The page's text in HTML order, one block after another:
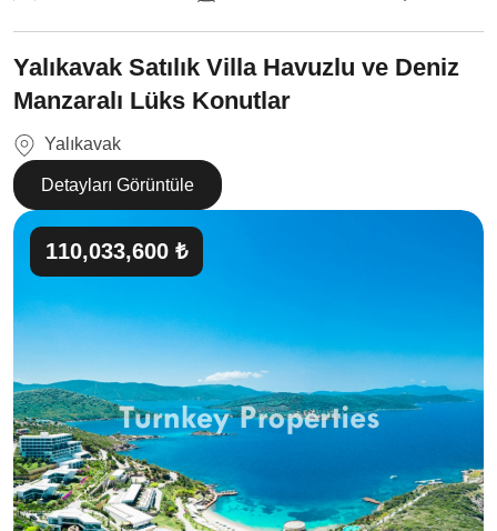
Yalıkavak Satılık Villa Havuzlu ve Deniz
Manzaralı Lüks Konutlar
Yalıkavak
Detayları Görüntüle
110,033,600 ₺